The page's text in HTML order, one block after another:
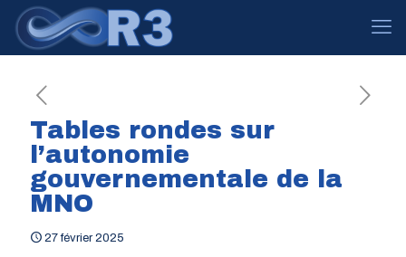
Tables rondes sur
l’autonomie
gouvernementale de la
MNO
27 février 2025